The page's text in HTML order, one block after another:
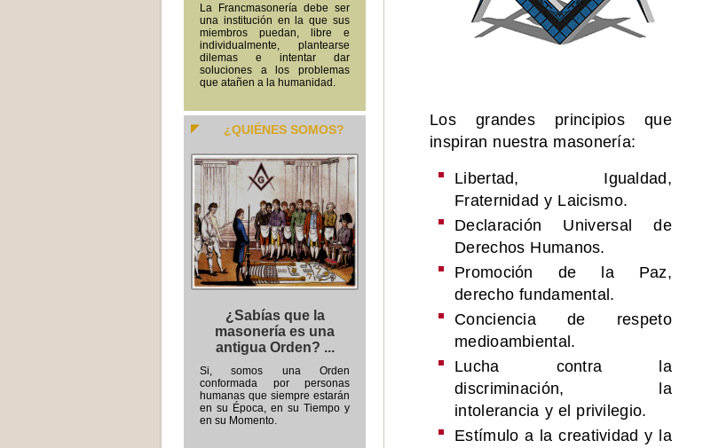
Los grandes principios que
inspiran nuestra masonería:
Libertad, Igualdad,
Fraternidad y Laicismo.
Declaración Universal de
Derechos Humanos.
Promoción de la Paz,
derecho fundamental.
Conciencia de respeto
medioambiental.
Lucha contra la
discriminación, la
intolerancia y el privilegio.
Estímulo a la creatividad y la
La Francmasonería debe ser
una institución en la que sus
miembros puedan, libre e
individualmente, plantearse
dilemas e intentar dar
soluciones a los problemas
que atañen a la humanidad.
¿QUIÉNES SOMOS?
¿Sabías que la
masonería es una
antigua Orden? ...
Si, somos una Orden
conformada por personas
humanas que siempre estarán
en su Época, en su Tiempo y
en su Momento.